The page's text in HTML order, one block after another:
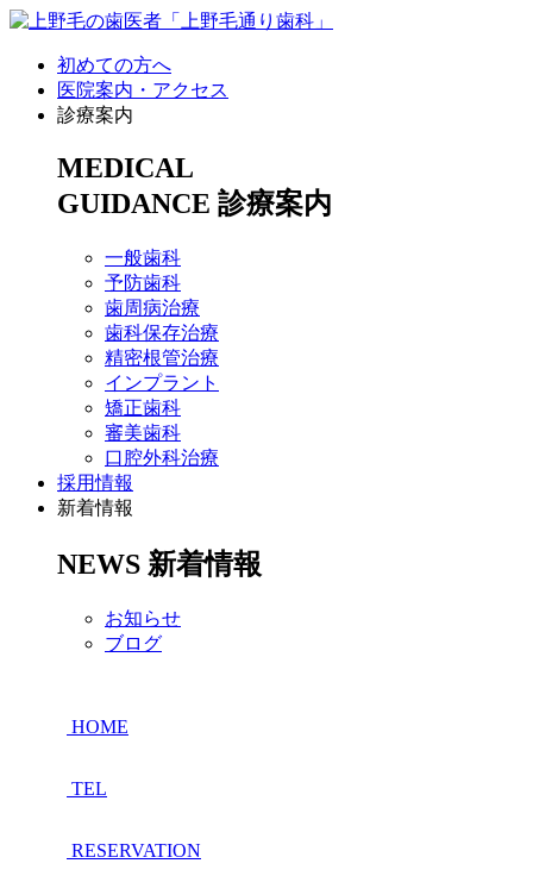
初めての方へ
医院案内・アクセス
診療案内
MEDICAL
GUIDANCE 診療案内
一般歯科
予防歯科
歯周病治療
歯科保存治療
精密根管治療
インプラント
矯正歯科
審美歯科
口腔外科治療
採用情報
新着情報
NEWS 新着情報
お知らせ
ブログ
HOME
TEL
RESERVATION